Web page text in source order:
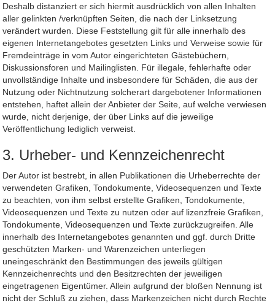
Deshalb distanziert er sich hiermit ausdrücklich von allen Inhalten
aller gelinkten /verknüpften Seiten, die nach der Linksetzung
verändert wurden. Diese Feststellung gilt für alle innerhalb des
eigenen Internetangebotes gesetzten Links und Verweise sowie für
Fremdeinträge in vom Autor eingerichteten Gästebüchern,
Diskussionsforen und Mailinglisten. Für illegale, fehlerhafte oder
unvollständige Inhalte und insbesondere für Schäden, die aus der
Nutzung oder Nichtnutzung solcherart dargebotener Informationen
entstehen, haftet allein der Anbieter der Seite, auf welche verwiesen
wurde, nicht derjenige, der über Links auf die jeweilige
Veröffentlichung lediglich verweist.
3. Urheber- und Kennzeichenrecht
Der Autor ist bestrebt, in allen Publikationen die Urheberrechte der
verwendeten Grafiken, Tondokumente, Videosequenzen und Texte
zu beachten, von ihm selbst erstellte Grafiken, Tondokumente,
Videosequenzen und Texte zu nutzen oder auf lizenzfreie Grafiken,
Tondokumente, Videosequenzen und Texte zurückzugreifen. Alle
innerhalb des Internetangebotes genannten und ggf. durch Dritte
geschützten Marken- und Warenzeichen unterliegen
uneingeschränkt den Bestimmungen des jeweils gültigen
Kennzeichenrechts und den Besitzrechten der jeweiligen
eingetragenen Eigentümer. Allein aufgrund der bloßen Nennung ist
nicht der Schluß zu ziehen, dass Markenzeichen nicht durch Rechte